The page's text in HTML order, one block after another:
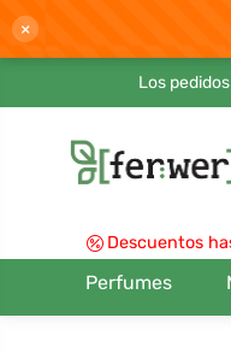
×
Los
Descuentos
Perfumes